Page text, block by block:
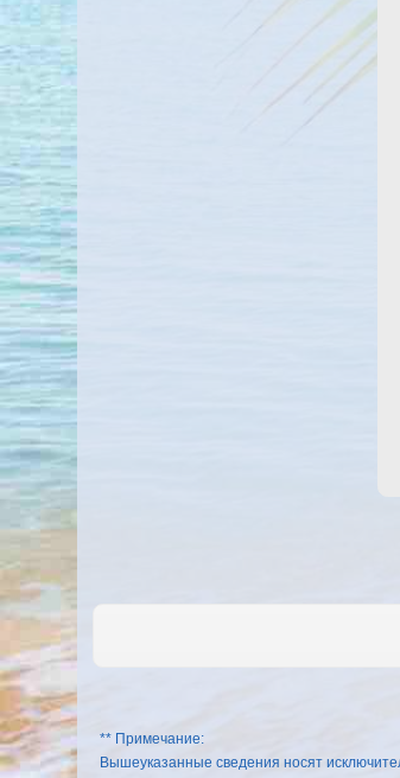
** Примечание:
Вышеуказанные сведения носят